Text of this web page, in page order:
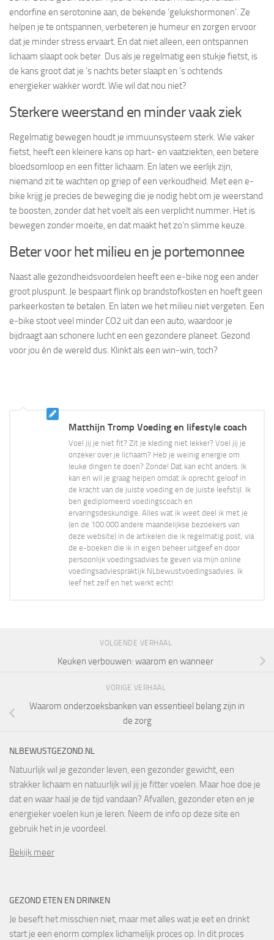
endorfine en serotonine aan, de bekende ‘gelukshormonen’. Ze
helpen je te ontspannen, verbeteren je humeur en zorgen ervoor
dat je minder stress ervaart. En dat niet alleen, een ontspannen
lichaam slaapt ook beter. Dus als je regelmatig een stukje fietst, is
de kans groot dat je ’s nachts beter slaapt en ’s ochtends
energieker wakker wordt. Wie wil dat nou niet?
Sterkere weerstand en minder vaak ziek
Regelmatig bewegen houdt je immuunsysteem sterk. Wie vaker
fietst, heeft een kleinere kans op hart- en vaatziekten, een betere
bloedsomloop en een fitter lichaam. En laten we eerlijk zijn,
niemand zit te wachten op griep of een verkoudheid. Met een e-
bike krijg je precies de beweging die je nodig hebt om je weerstand
te boosten, zonder dat het voelt als een verplicht nummer. Het is
bewegen zonder moeite, en dat maakt het zo’n slimme keuze.
Beter voor het milieu en je portemonnee
Naast alle gezondheidsvoordelen heeft een e-bike nog een ander
groot pluspunt. Je bespaart flink op brandstofkosten en hoeft geen
parkeerkosten te betalen. En laten we het milieu niet vergeten. Een
e-bike stoot veel minder CO2 uit dan een auto, waardoor je
bijdraagt aan schonere lucht en een gezondere planeet. Gezond
voor jou én de wereld dus. Klinkt als een win-win, toch?
Matthijn Tromp Voeding en lifestyle coach
Voel jij je niet fit? Zit je kleding niet lekker? Voel jij je
onzeker over je lichaam? Heb je weinig energie om
leuke dingen te doen? Zonde! Dat kan echt anders. Ik
kan en wil je graag helpen omdat ik oprecht geloof in
de kracht van de juiste voeding en de juiste leefstijl. Ik
ben gediplomeerd voedingscoach en
ervaringsdeskundige. Alles wat ik weet deel ik met je
(en de 100.000 andere maandelijkse bezoekers van
deze website) in de artikelen die ik regelmatig post, via
de e-boeken die ik in eigen beheer uitgeef en door
persoonlijk voedingsadvies te geven via mijn online
voedingsadviespraktijk NLbewustvoedingsadvies. Ik
leef het zelf en het werkt echt!
VOLGENDE VERHAAL
Keuken verbouwen: waarom en wanneer
VORIGE VERHAAL
Waarom onderzoeksbanken van essentieel belang zijn in
de zorg
NLBEWUSTGEZOND.NL
Natuurlijk wil je gezonder leven, een gezonder gewicht, een
strakker lichaam en natuurlijk wil jij je fitter voelen. Maar hoe doe je
dat en waar haal je de tijd vandaan? Afvallen, gezonder eten en je
energieker voelen kun je leren. Neem de info op deze site en
gebruik het in je voordeel.
Bekijk meer
GEZOND ETEN EN DRINKEN
Je beseft het misschien niet, maar met alles wat je eet en drinkt
start je een enorm complex lichamelijk proces op. In dit proces